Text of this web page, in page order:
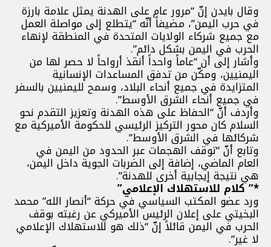
وقال بايدن إنّ “مرور عام على الهدنة يمثل علامة بارزة
في حرب اليمن”، مضيفاً أنّه “يتطلع إلى مواصلة العمل
مع جميع شركاء الولايات المتحدة في المنطقة لإنهاء
الحرب في اليمن بشكل دائم”.
وأشار إلى أن “عاماً واحداً أنقذ أرواحاً لا حصر لها من
اليمنيين، ومكّن من تدفق المساعدات الإنسانية
المتزايدة في جميع أنحاء البلاد، وسمح لليمنيين بالسفر
في جميع أنحاء الشرق الأوسط”.
وأردف أنّ “الحفاظ على هذه الهدنة وتعزيز التقدم نحو
السلام كان محور التركيز الرئيسي للحكومة الأميركية مع
شركائها في الشرق الأوسط”.
وتابع أنّ “توقف الهجمات عبر الحدود من اليمن في
العام الماضي، إضافة إلى الضربات الجوية داخل اليمن،
هي نتيجة إيجابية أخرى للهدنة”.
*” كلام للاستهلاك الإعلامي”
ورد عضو المكتب السياسي في حركة “أنصار الله” محمد
البخيتي على إعلان الرئيس الأميركي عن رغبته بوقف
الحرب في اليمن قائلاً إنّ “ذلك هو للاستهلاك الإعلامي
لا غير”.